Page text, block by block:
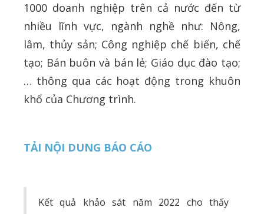
1000 doanh nghiệp trên cả nước đến từ
nhiều lĩnh vực, ngành nghề như: Nông,
lâm, thủy sản; Công nghiệp chế biến, chế
tạo; Bán buôn và bán lẻ; Giáo dục đào tạo;
… thông qua các hoạt động trong khuôn
khổ của Chương trình.
TẢI NỘI DUNG BÁO CÁO
Kết quả khảo sát năm 2022 cho thấy